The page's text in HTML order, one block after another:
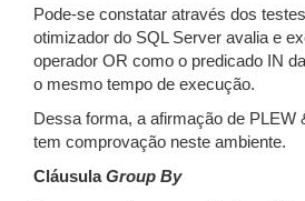
Pode-se constatar através dos
otimizador do SQL Server avalia e
operador OR como o predicado IN
o mesmo tempo de execução.
Dessa forma, a afirmação de PLEW
tem comprovação neste ambiente.
CláusulaGroup By